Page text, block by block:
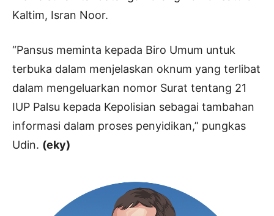
Kaltim, Isran Noor.
“Pansus meminta kepada Biro Umum untuk
terbuka dalam menjelaskan oknum yang terlibat
dalam mengeluarkan nomor Surat tentang 21
IUP Palsu kepada Kepolisian sebagai tambahan
informasi dalam proses penyidikan,” pungkas
Udin. (eky)